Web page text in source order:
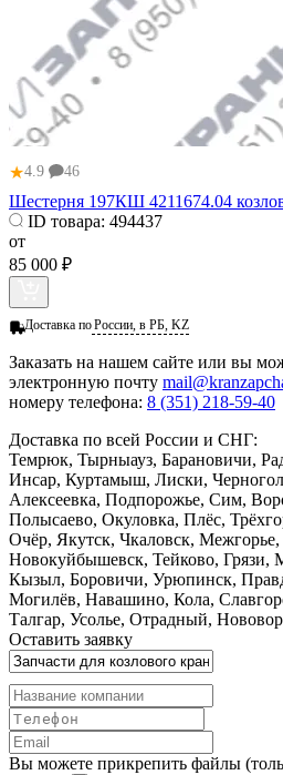
★4.9 46
Шестерня 197КШ 4211674.04
ID товара: 494437
от
85 000 ₽
Доставка поРоссии, в РБ, KZ
Заказать на нашем сайте или вы
электронную почту
номеру телефона: 8 (351) 218-59-40
Доставка по всей России и СНГ:
Темрюк, Тырныауз, Барановичи,
Инсар, Куртамыш, Лиски,
Алексеевка, Подпорожье, Сим,
Полысаево, Окуловка, Плёс,
Очёр, Якутск, Чкаловск,
Новокуйбышевск, Тейково, Грязи,
Кызыл, Боровичи, Урюпинск,
Могилёв, Навашино, Кола,
Талгар, Усолье, Отрадный,
Оставить заявку
Вы можете прикрепить файлы